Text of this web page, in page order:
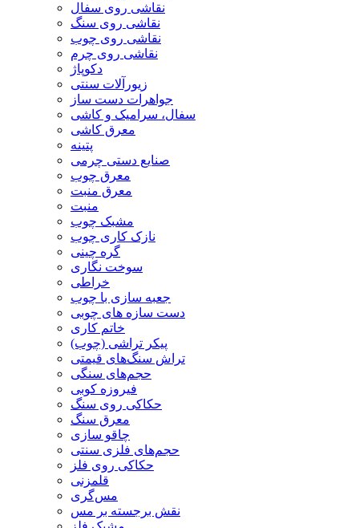
نقاشی روی سفال
نقاشی روی سنگ
نقاشی روی چوب
نقاشی روی چرم
دکوپاژ
زیورآلات سنتی
جواهرات دست ساز
سفال، سرامیک و کاشی
معرق کاشی
پتینه
صنایع دستی چرمی
معرق چوب
معرق منبت
منبت
مشبک چوب
نازک کاری چوب
گره چینی
سوخت نگاری
خراطی
جعبه سازی با چوب
دست سازه های چوبی
خاتم کاری
پیکر تراشی (چوب)
تراش سنگ‌های قیمتی
حجم‌های سنگی
فیروزه کوبی
حکاکی روی سنگ
معرق سنگ
چاقو سازی
حجم‌های فلزی سنتی
حکاکی روی فلز
قلمزنی
مس‌گری
نقش برجسته بر مس